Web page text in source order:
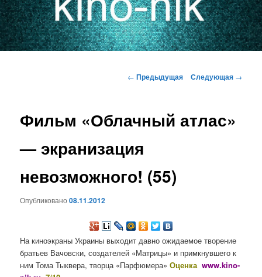
основному
Навигация
← Предыдущая Следующая →
Фильм «Облачный атлас»
— экранизация
невозможного! (55)
Опубликовано08.11.2012
На киноэкраны Украины выходит давно ожидаемое творение
братьев Вачовски, создателей «Матрицы» и примкнувшего к
ним Тома Тыквера, творца «Парфюмера»Оценка www.kino-